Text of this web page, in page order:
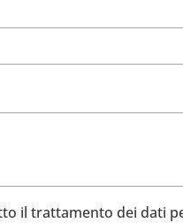
il trattamento dei dati